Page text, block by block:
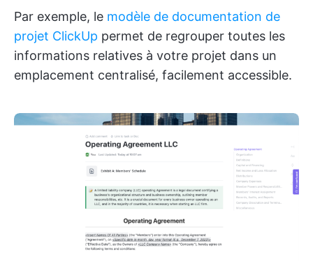
Par exemple, le modèle de documentation de
projet ClickUp permet de regrouper toutes les
informations relatives à votre projet dans un
emplacement centralisé, facilement accessible.